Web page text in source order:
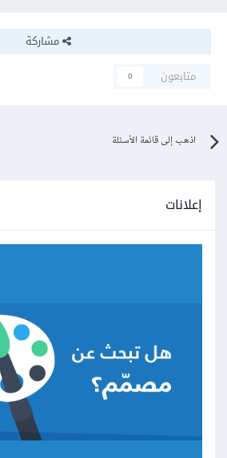
مشاركة
متابعون
0
اذهب إلى قائمة الأسئلة
إعلانات